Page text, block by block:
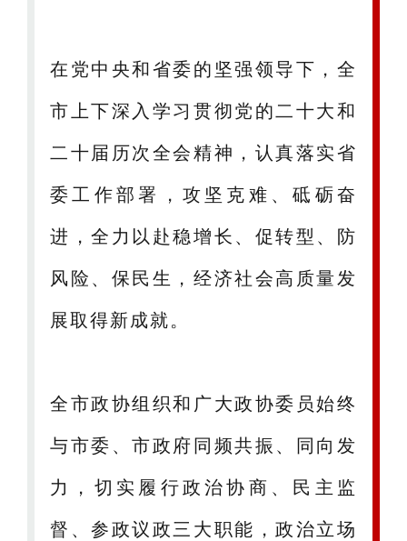
在党中央和省委的坚强领导下，全
市上下深入学习贯彻党的二十大和
二十届历次全会精神，认真落实省
委工作部署，攻坚克难、砥砺奋
进，全力以赴稳增长、促转型、防
风险、保民生，经济社会高质量发
展取得新成就。
全市政协组织和广大政协委员始终
与市委、市政府同频共振、同向发
力，切实履行政治协商、民主监
督、参政议政三大职能，政治立场